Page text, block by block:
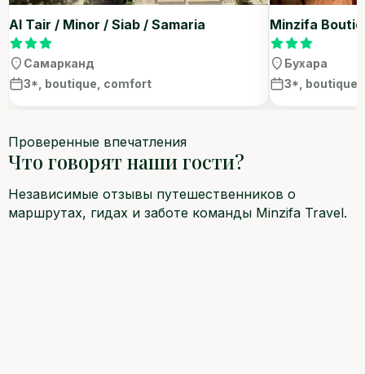
Al Tair / Minor / Siab / Samaria
Самарканд
3*, boutique, comfort
Minzifa
Бухара
3*,
Проверенные впечатления
Что говорят наши гости?
Независимые отзывы путешественников о
маршрутах, гидах и заботе команды Minzifa Travel.